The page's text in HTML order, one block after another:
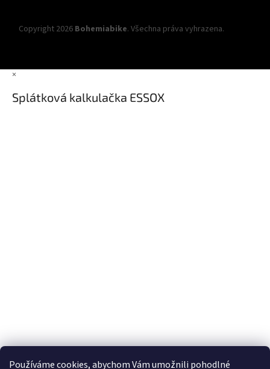
Používáme cookies, abychom Vám umožnili pohodlné
Copyright 2026 Bohemiabike. Všechna práva vyhrazena.
×
Splátková kalkulačka ESSOX